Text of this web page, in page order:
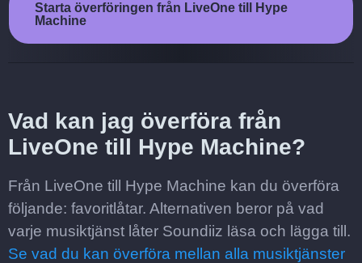
Starta överföringen från LiveOne till Hype
Machine
Vad kan jag överföra från
LiveOne till Hype Machine?
Från LiveOne till Hype Machine kan du överföra
följande: favoritlåtar. Alternativen beror på vad
varje musiktjänst låter Soundiiz läsa och lägga till.
Se vad du kan överföra mellan alla musiktjänster